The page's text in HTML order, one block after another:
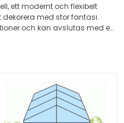
ett modernt och flexibelt
med stor fantasi.
och kan avslutas med en
exempel. Kontakta oss om